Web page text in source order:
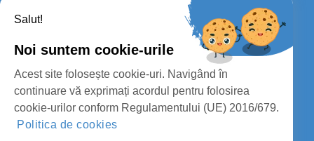
PROTECȚIA DATELOR PERSONALE
MASS-MEDIA
CONSILIUL JUDEȚEAN SATU MARE
Salut!
Noi suntem cookie-urile
Acest site folosește cookie-uri. Navigând în
continuare vă exprimați acordul pentru folosirea
cookie-urilor conform Regulamentului (UE) 2016/679.
Politica de cookies